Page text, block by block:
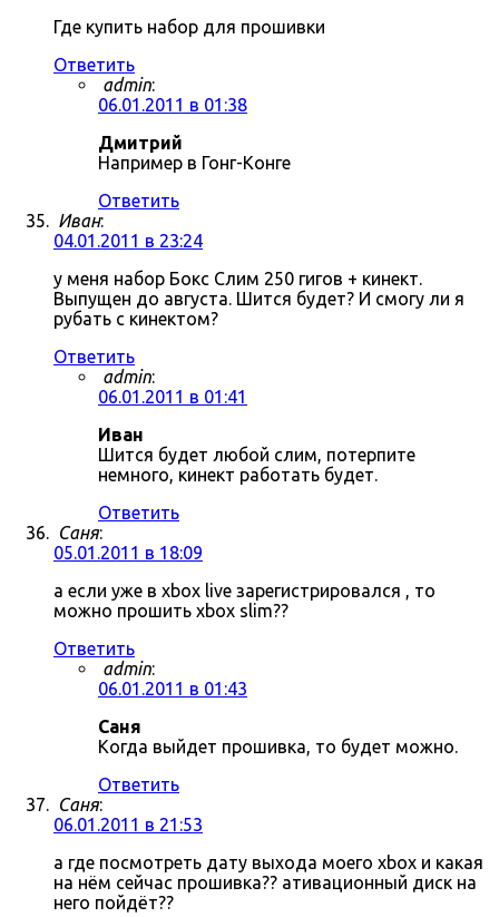
Где купить набор для прошивки
Ответить
admin:
06.01.2011 в 01:38
Дмитрий
Например в Гонг-Конге
Ответить
Иван:
04.01.2011 в 23:24
у меня набор Бокс Слим 250 гигов + кинект.
Выпущен до августа. Шится будет? И смогу ли я
рубать с кинектом?
Ответить
admin:
06.01.2011 в 01:41
Иван
Шится будет любой слим, потерпите
немного, кинект работать будет.
Ответить
Саня:
05.01.2011 в 18:09
а если уже в xbox live зарегистрировался , то
можно прошить xbox slim??
Ответить
admin:
06.01.2011 в 01:43
Саня
Когда выйдет прошивка, то будет можно.
Ответить
Саня:
06.01.2011 в 21:53
а где посмотреть дату выхода моего xbox и какая
на нём сейчас прошивка?? ативационный диск на
него пойдёт??